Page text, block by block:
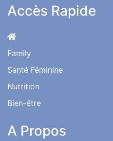
Accès Rapide
Family
Santé Féminine
Nutrition
Bien-être
A Propos